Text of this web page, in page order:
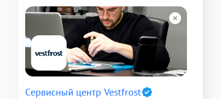
Сервисный центр Vestfrost